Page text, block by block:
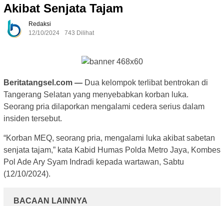
Akibat Senjata Tajam
Redaksi
12/10/2024
743 Dilihat
Beritatangsel.com — Dua kelompok terlibat bentrokan di
Tangerang Selatan yang menyebabkan korban luka.
Seorang pria dilaporkan mengalami cedera serius dalam
insiden tersebut.
“Korban MEQ, seorang pria, mengalami luka akibat sabetan
senjata tajam,” kata Kabid Humas Polda Metro Jaya, Kombes
Pol Ade Ary Syam Indradi kepada wartawan, Sabtu
(12/10/2024).
BACAAN LAINNYA